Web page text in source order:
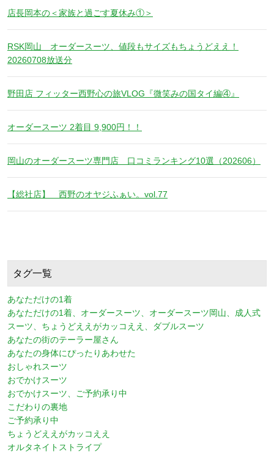
店長岡本の＜家族と過ごす夏休み①＞
RSK岡山 オーダースーツ、値段もサイズもちょうどええ！
20260708放送分
野田店 フィッター西野心の旅VLOG『微笑みの国タイ編④』
オーダースーツ 2着目 9,900円！！
岡山のオーダースーツ専門店 口コミランキング10選（202606）
【総社店】 西野のオヤジふぁい。vol.77
タグ一覧
あなただけの1着
あなただけの1着、オーダースーツ、オーダースーツ岡山、成人式
スーツ、ちょうどええがカッコええ、ダブルスーツ
あなたの街のテーラー屋さん
あなたの身体にぴったりあわせた
おしゃれスーツ
おでかけスーツ
おでかけスーツ、ご予約承り中
こだわりの裏地
ご予約承り中
ちょうどええがカッコええ
オルタネイトストライプ